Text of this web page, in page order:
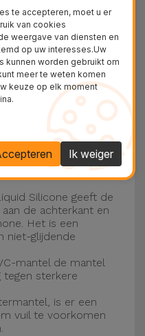
het nieuwste model
eniPhone 17.
met de
hebben een
met een
en
Silicone geeft de
de achterkant en
Het is een
niet-glijdende
mantel de mantel
sterkere
is er een
vuil te voorkomen
te accepteren, moet u er
van cookies
weergave van diensten en
op uw interesses.Uw
worden gebruikt om
meer te weten komen
keuze op elk moment
Ik weiger